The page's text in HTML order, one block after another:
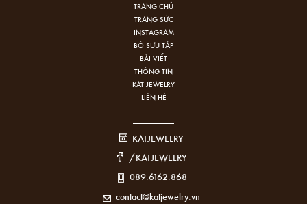
TRANG CHỦ
TRANG SỨC
INSTAGRAM
BỘ SƯU TẬP
BÀI VIẾT
THÔNG TIN
KAT JEWELRY
LIÊN HỆ
KATJEWELRY
/KATJEWELRY
089.6162.868
contact@katjewelry.vn